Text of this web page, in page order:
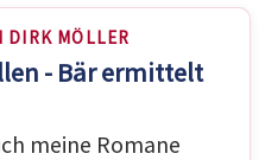
DIRK MÖLLER
- Bär ermittelt
meine Romane